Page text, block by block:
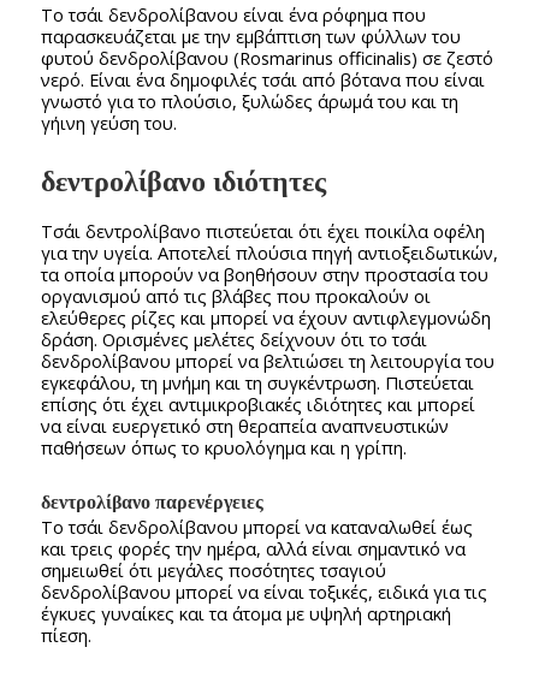
Το τσάι δενδρολίβανου είναι ένα ρόφημα που
παρασκευάζεται με την εμβάπτιση των φύλλων του
φυτού δενδρολίβανου (Rosmarinus officinalis) σε ζεστό
νερό. Είναι ένα δημοφιλές τσάι από βότανα που είναι
γνωστό για το πλούσιο, ξυλώδες άρωμά του και τη
γήινη γεύση του.
δεντρολίβανο ιδιότητες
Τσάι δεντρολίβανο πιστεύεται ότι έχει ποικίλα οφέλη
για την υγεία. Αποτελεί πλούσια πηγή αντιοξειδωτικών,
τα οποία μπορούν να βοηθήσουν στην προστασία του
οργανισμού από τις βλάβες που προκαλούν οι
ελεύθερες ρίζες και μπορεί να έχουν αντιφλεγμονώδη
δράση. Ορισμένες μελέτες δείχνουν ότι το τσάι
δενδρολίβανου μπορεί να βελτιώσει τη λειτουργία του
εγκεφάλου, τη μνήμη και τη συγκέντρωση. Πιστεύεται
επίσης ότι έχει αντιμικροβιακές ιδιότητες και μπορεί
να είναι ευεργετικό στη θεραπεία αναπνευστικών
παθήσεων όπως το κρυολόγημα και η γρίπη.
δεντρολίβανο παρενέργειες
Το τσάι δενδρολίβανου μπορεί να καταναλωθεί έως
και τρεις φορές την ημέρα, αλλά είναι σημαντικό να
σημειωθεί ότι μεγάλες ποσότητες τσαγιού
δενδρολίβανου μπορεί να είναι τοξικές, ειδικά για τις
έγκυες γυναίκες και τα άτομα με υψηλή αρτηριακή
πίεση.